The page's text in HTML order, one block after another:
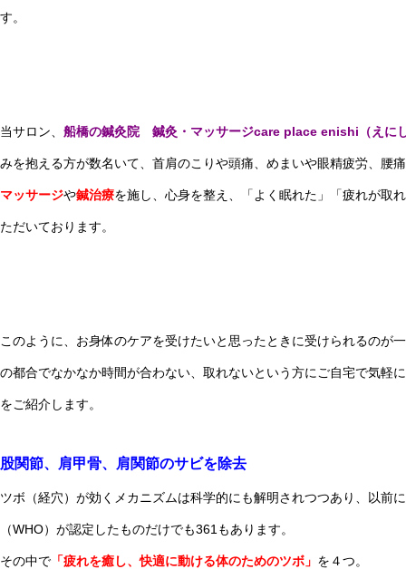
す。
当サロン、 船橋の鍼灸院 鍼灸・マッサージcare place enishi（えに
みを抱える方が数名いて、首肩のこりや頭痛、めまいや眼精疲労、腰
マッサージや鍼治療を施し、心身を整え、「よく眠れた」「疲れが取
ただいております。
このように、お身体のケアを受けたいと思ったときに受けられるのが
の都合でなかなか時間が合わない、取れないという方にご自宅で気軽
をご紹介します。
股関節、肩甲骨、肩関節のサビを除去
ツボ（経穴）が効くメカニズムは科学的にも解明されつつあり、以前
（WHO）が認定したものだけでも361もあります。
その中で 「疲れを癒し、快適に動ける体のためのツボ」 を４つ。